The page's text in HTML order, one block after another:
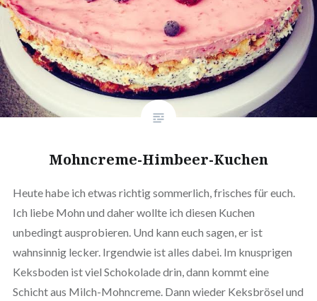
Mohncreme-Himbeer-Kuchen
Heute habe ich etwas richtig sommerlich, frisches für euch.
Ich liebe Mohn und daher wollte ich diesen Kuchen
unbedingt ausprobieren. Und kann euch sagen, er ist
wahnsinnig lecker. Irgendwie ist alles dabei. Im knusprigen
Keksboden ist viel Schokolade drin, dann kommt eine
Schicht aus Milch-Mohncreme. Dann wieder Keksbrösel und